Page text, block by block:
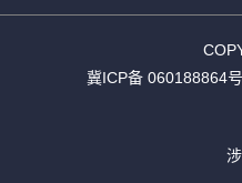
冀ICP备 060188864号